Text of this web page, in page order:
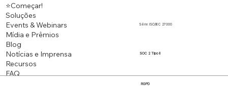
⭐Começar!
Soluções
Events & Webinars
Mídia e Prêmios
Blog
Notícias e Imprensa
Recursos
FAQ
Série ISO/IEC 27000
SOC 2 Tipo II
RGPD